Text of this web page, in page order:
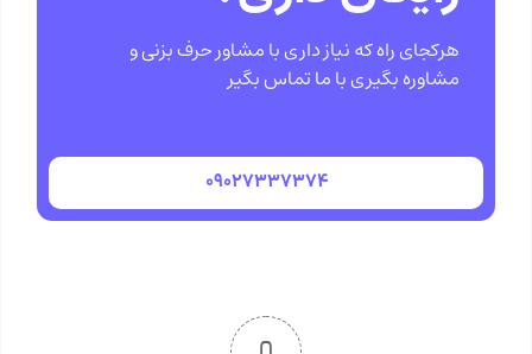
هرکجای راه که نیاز داری با مشاور حرف بزنی و
مشاوره بگیری با ما تماس بگیر
۰۹۰۲۷۳۳۷۳۷۴